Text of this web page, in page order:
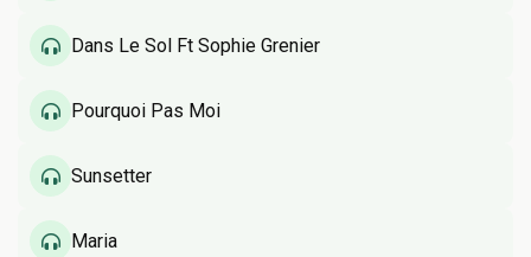
Dans Le Sol Ft Sophie Grenier
Pourquoi Pas Moi
Sunsetter
Maria